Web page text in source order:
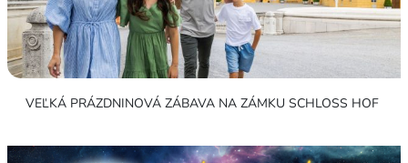
VEĽKÁ PRÁZDNINOVÁ ZÁBAVA NA ZÁMKU SCHLOSS HOF